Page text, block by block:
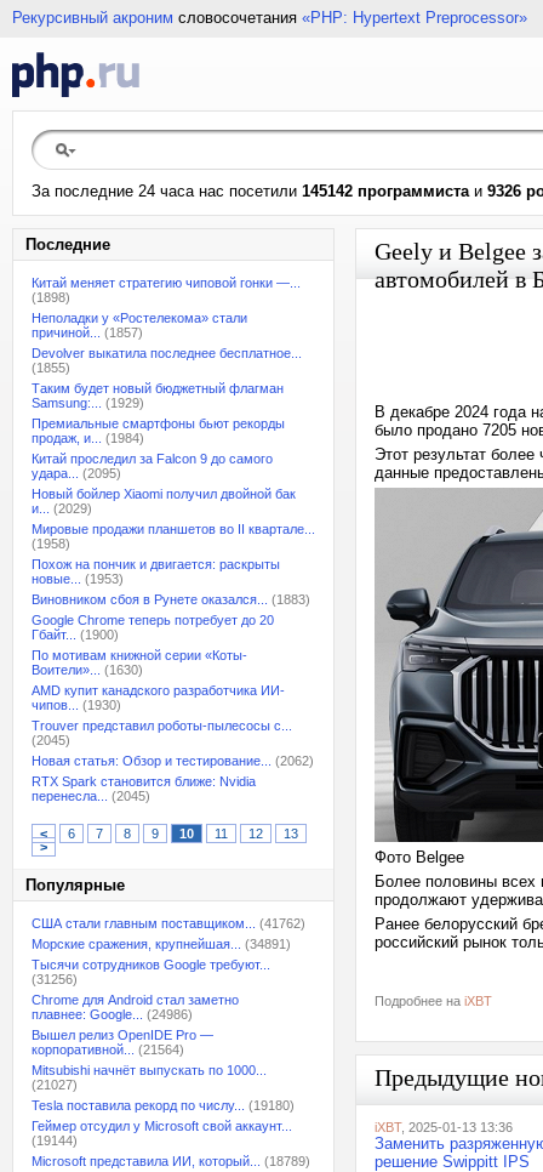
Рекурсивный акроним словосочетания «PHP: Hypertext Preprocessor»
За последние 24 часа нас посетили 145142 программистаи 9326
Последние
Китай меняет стратегию чиповой гонки —...
(1898)
Неполадки у «Ростелекома» стали
причиной...
(1857)
Devolver выкатила последнее бесплатное...
(1855)
Таким будет новый бюджетный флагман
Samsung:...
(1929)
Премиальные смартфоны бьют рекорды
продаж, и...
(1984)
Китай проследил за Falcon 9 до самого
удара...
(2095)
Новый бойлер Xiaomi получил двойной бак
и...
(2029)
Мировые продажи планшетов во II квартале...
(1958)
Похож на пончик и двигается: раскрыты
новые...
(1953)
Виновником сбоя в Рунете оказался...
(1883)
Google Chrome теперь потребует до 20
Гбайт...
(1900)
По мотивам книжной серии «Коты-
Воители»...
(1630)
AMD купит канадского разработчика ИИ-
чипов...
(1930)
Trouver представил роботы-пылесосы с...
(2045)
Новая статья: Обзор и тестирование...
(2062)
RTX Spark становится ближе: Nvidia
перенесла...
(2045)
< 6 7 8 9 10 11 12
13
>
Популярные
США стали главным поставщиком...
(41762)
Морские сражения, крупнейшая...
(34891)
Тысячи сотрудников Google требуют...
(31256)
Chrome для Android стал заметно
плавнее: Google...
(24986)
Вышел релиз OpenIDE Pro —
корпоративной...
(21564)
Mitsubishi начнёт выпускать по 1000...
(21027)
Tesla поставила рекорд по числу...
(19180)
Геймер отсудил у Microsoft свой аккаунт...
(19144)
Microsoft представила ИИ, который...
(18789)
Geely и Belgee
автомобилей в
В декабре 2024 года
было продано 7205
Этот результат
данные
Фото Belgee
Более половины
продолжают
Ранее белорусский
российский рынок
Подробнее на iXBT
Предыдущие
iXBT, 2025-01-13 13:36
Заменить
решение Swippitt IPS